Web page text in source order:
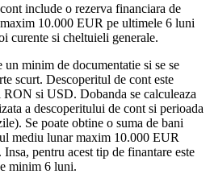
include o rezerva financiara de
10.000 EUR pe ultimele 6 luni
curente si cheltuieli generale.
minim de documentatie si se se
scurt. Descoperitul de cont este
si USD. Dobanda se calculeaza
a descoperitului de cont si perioada
Se poate obtine o suma de bani
mediu lunar maxim 10.000 EUR
pentru acest tip de finantare este
minim 6 luni.